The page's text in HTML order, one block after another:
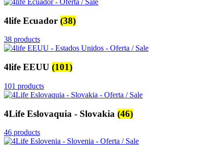
4life Ecuador (38)
38 products
4life EEUU (101)
101 products
4Life Eslovaquia - Slovakia (46)
46 products